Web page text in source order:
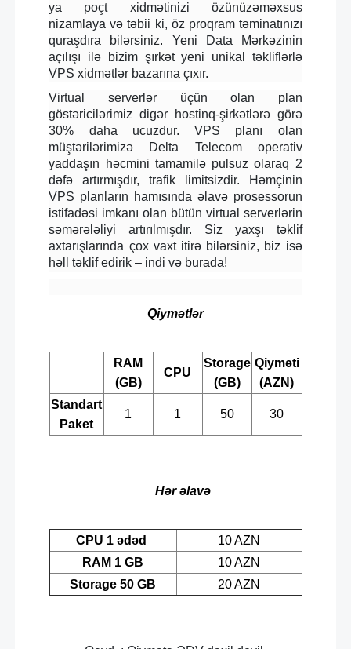
ya poçt xidmətinizi özünüzəməxsus
nizamlaya və təbii ki, öz proqram təminatınızı
quraşdıra bilərsiniz. Yeni Data Mərkəzinin
açılışı ilə bizim şırkət yeni unikal təkliflərlə
VPS xidmətlər bazarına çıxır.
Virtual serverlər üçün olan plan
göstəricilərimiz digər hostinq-şirkətlərə görə
30% daha ucuzdur. VPS planı olan
müştərilərimizə Delta Telecom operativ
yaddaşın həcmini tamamilə pulsuz olaraq 2
dəfə artırmışdır, trafik limitsizdir. Həmçinin
VPS planların hamısında əlavə prosessorun
istifadəsi imkanı olan bütün virtual serverlərin
səmərələliyi artırılmışdır. Siz yaxşı təklif
axtarışlarında çox vaxt itirə bilərsiniz, biz isə
həll təklif edirik – indi və burada!
Qiymətlər
RAM
(GB)
CPU
Storage
(GB)
Qiyməti
(AZN)
Standart
Paket
1 1 50 30
Hər əlavə
CPU 1 ədəd
10 AZN
RAM 1 GB
10 AZN
Storage 50 GB
20 AZN